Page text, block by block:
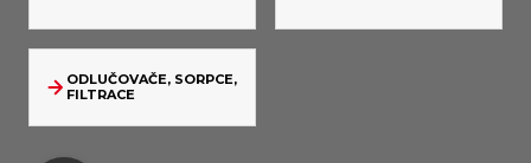
ODLUČOVAČE, SORPCE,
FILTRACE